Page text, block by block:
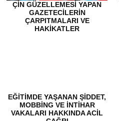
ÇİN GÜZELLEMESİ YAPAN
GAZETECİLERİN
ÇARPITMALARI VE
HAKİKATLER
EĞITIMDE YAŞANAN ŞIDDET,
MOBBING VE İNTIHAR
VAKALARI HAKKINDA ACIL